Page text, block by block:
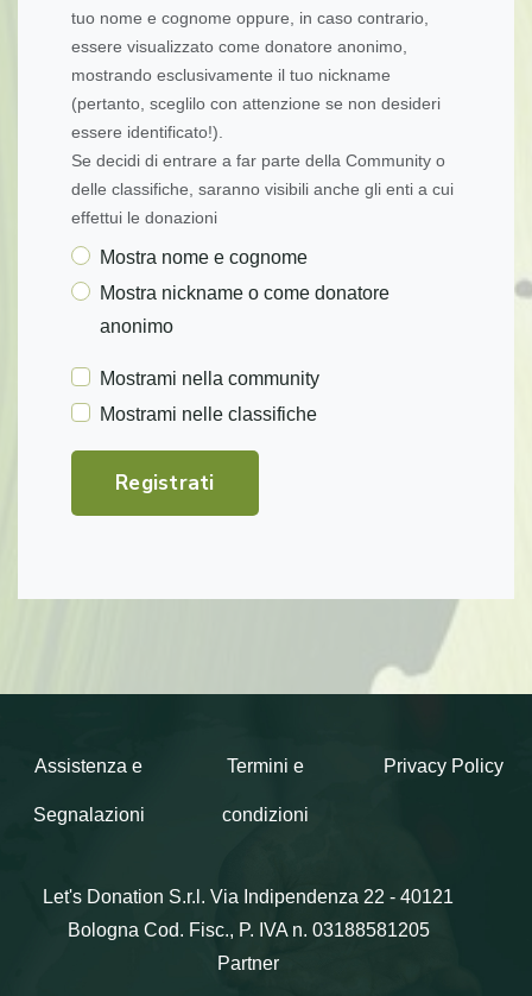
tuo nome e cognome oppure, in caso contrario,
essere visualizzato come donatore anonimo,
mostrando esclusivamente il tuo nickname
(pertanto, sceglilo con attenzione se non desideri
essere identificato!).
Se decidi di entrare a far parte della Community o
delle classifiche, saranno visibili anche gli enti a cui
effettui le donazioni
Mostra nome e cognome
Mostra nickname o come donatore
anonimo
Mostrami nella community
Mostrami nelle classifiche
Registrati
Assistenza e
Segnalazioni
Termini e
condizioni
Privacy Policy
Let's Donation S.r.l. Via Indipendenza 22 - 40121
Bologna Cod. Fisc., P. IVA n. 03188581205
Partner